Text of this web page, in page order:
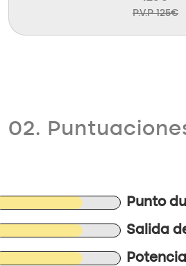
P.V.P 125€
02.
Punto
Salida